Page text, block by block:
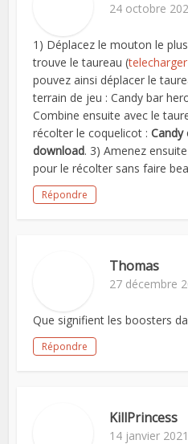
24 octobre
1) Déplacez le mouton le
trouve le taureau (
pouvez ainsi déplacer le
terrain de jeu : Candy bar
Combine ensuite avec le
récolter le coquelicot :Candy
download. 3) Amenez
pour le récolter sans faire
Répondre
Thomas
27 décembre
Que signifient les boosters
Répondre
KillPrincess
14 janvier